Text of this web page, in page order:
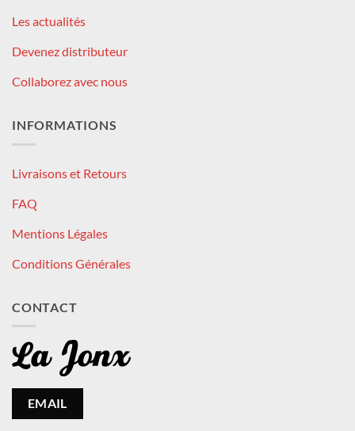
Les actualités
Devenez distributeur
Collaborez avec nous
INFORMATIONS
Livraisons et Retours
FAQ
Mentions Légales
Conditions Générales
CONTACT
EMAIL